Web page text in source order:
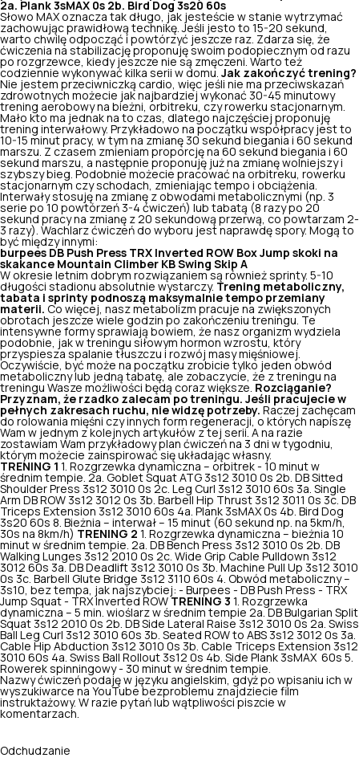
2a. Plank 3sMAX 0s 2b. Bird Dog 3s20 60s
Słowo MAX oznacza tak długo, jak jesteście w stanie wytrzymać
zachowując prawidłową technikę. Jeśli jesto to 15-20 sekund,
warto chwilę odpocząć i powtórzyć jeszcze raz. Zdarza się, że
ćwiczenia na stabilizację proponuję swoim podopiecznym od razu
po rozgrzewce, kiedy jeszcze nie są zmęczeni. Warto też
codziennie wykonywać kilka serii w domu. Jak zakończyć trening?
Nie jestem przeciwniczką cardio, więc jeśli nie ma przeciwskazań
zdrowotnych możecie jak najbardziej wykonać 30-45 minutowy
trening aerobowy na bieżni, orbitreku, czy rowerku stacjonarnym.
Mało kto ma jednak na to czas, dlatego najczęściej proponuję
trening interwałowy. Przykładowo na początku współpracy jest to
10-15 minut pracy, w tym na zmianę 30 sekund biegania i 60 sekund
marszu. Z czasem zmieniam proporcję na 60 sekund biegania i 60
sekund marszu, a następnie proponuję już na zmianę wolniejszy i
szybszy bieg. Podobnie możecie pracować na orbitreku, rowerku
stacjonarnym czy schodach, zmieniając tempo i obciążenia.
Interwały stosuję na zmianę z obwodami metabolicznymi (np. 3
serie po 10 powtórzeń 3-4 ćwiczeń) lub tabatą (8 razy po 20
sekund pracy na zmianę z 20 sekundową przerwą, co powtarzam 2-
3 razy). Wachlarz ćwiczeń do wyboru jest naprawdę spory. Mogą to
być między innymi:
burpees DB Push Press TRX Inverted ROW Box Jump skoki na
skakance Mountain Climber KB Swing Skip A
W okresie letnim dobrym rozwiązaniem są również sprinty. 5-10
długości stadionu absolutnie wystarczy. Trening metaboliczny,
tabata i sprinty podnoszą maksymalnie tempo przemiany
materii. Co więcej, nasz metabolizm pracuje na zwiększonych
obrotach jeszcze wiele godzin po zakończeniu treningu. Te
intensywne formy sprawiają bowiem, że nasz organizm wydziela
podobnie, jak w treningu siłowym hormon wzrostu, który
przyspiesza spalanie tłuszczu i rozwój masy mięśniowej.
Oczywiście, być może na początku zrobicie tylko jeden obwód
metaboliczny lub jedną tabatę, ale zobaczycie, że z treningu na
treningu Wasze możliwości będą coraz większe. Rozciąganie?
Przyznam, że rzadko zalecam po treningu. Jeśli pracujecie w
pełnych zakresach ruchu, nie widzę potrzeby. Raczej zachęcam
do rolowania mięśni czy innych form regeneracji, o których napiszę
Wam w jednym z kolejnych artykułów z tej serii. A na razie
zostawiam Wam przykładowy plan ćwiczeń na 3 dni w tygodniu,
którym możecie zainspirować się układając własny.
TRENING 1 1. Rozgrzewka dynamiczna – orbitrek - 10 minut w
średnim tempie. 2a. Goblet Squat ATG 3s12 3010 0s 2b. DB Sitted
Shoulder Press 3s12 3010 0s 2c. Leg Curl 3s12 3010 60s 3a. Single
Arm DB ROW 3s12 3012 0s 3b. Barbell Hip Thrust 3s12 3011 0s 3c. DB
Triceps Extension 3s12 3010 60s 4a. Plank 3sMAX 0s 4b. Bird Dog
3s20 60s 8. Bieżnia – interwał – 15 minut (60 sekund np. na 5km/h,
30s na 8km/h) TRENING 2 1. Rozgrzewka dynamiczna – bieżnia 10
minut w średnim tempie. 2a. DB Bench Press 3s12 3010 0s 2b. DB
Walking Lunges 3s12 2010 0s 2c. Wide Grip Cable Pulldown 3s12
3012 60s 3a. DB Deadlift 3s12 3010 0s 3b. Machine Pull Up 3s12 3010
0s 3c. Barbell Glute Bridge 3s12 3110 60s 4. Obwód metaboliczny –
3s10, bez tempa, jak najszybciej: - Burpees - DB Push Press - TRX
Jump Squat - TRX Inverted ROW TRENING 3 1. Rozgrzewka
dynamiczna – 5 min. wioślarz w średnim tempie 2a. DB Bulgarian Split
Squat 3s12 2010 0s 2b. DB Side Lateral Raise 3s12 3010 0s 2a. Swiss
Ball Leg Curl 3s12 3010 60s 3b. Seated ROW to ABS 3s12 3012 0s 3a.
Cable Hip Abduction 3s12 3010 0s 3b. Cable Triceps Extension 3s12
3010 60s 4a. Swiss Ball Rollout 3s12 0s 4b. Side Plank 3sMAX 60s 5.
Rowerek spinningowy - 30 minut w średnim tempie.
Nazwy ćwiczeń podaję w języku angielskim, gdyż po wpisaniu ich w
wyszukiwarce na YouTube bezproblemu znajdziecie film
instruktażowy. W razie pytań lub wątpliwości piszcie w
komentarzach.
Odchudzanie